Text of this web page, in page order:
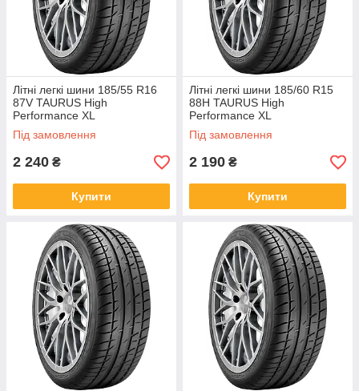
Літні легкі шини 185/55 R16
87V TAURUS High
Performance XL
Під замовлення
2 240 ₴
Купити
Літні легкі шини 185/60 R15
88H TAURUS High
Performance XL
Під замовлення
2 190 ₴
Купити